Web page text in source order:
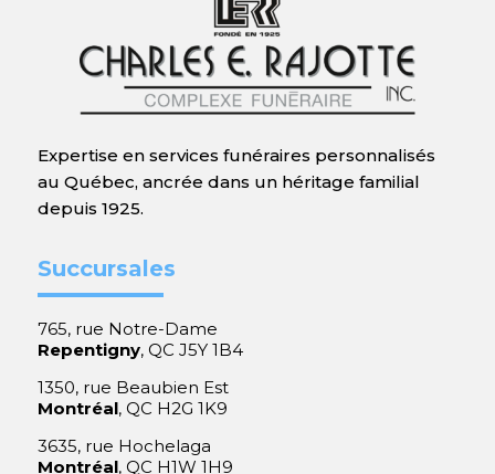
Expertise en services funéraires personnalisés
au Québec, ancrée dans un héritage familial
depuis 1925.
Succursales
765, rue Notre-Dame
Repentigny, QC J5Y 1B4
1350, rue Beaubien Est
Montréal, QC H2G 1K9
3635, rue Hochelaga
Montréal, QC H1W 1H9